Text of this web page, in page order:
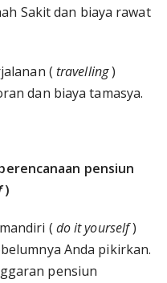
Sakit dan biaya rawat
( travelling)
dan biaya tamasya.
pensiun
)
( do it yourself)
Anda pikirkan.
pensiun